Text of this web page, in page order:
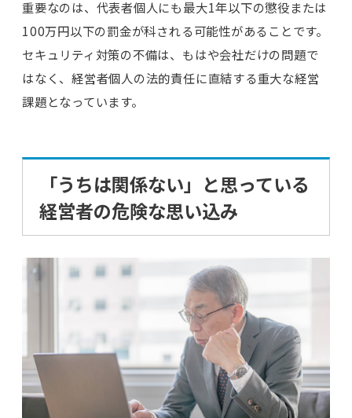
重要なのは、代表者個人にも最大1年以下の懲役または
100万円以下の罰金が科される可能性があることです。
セキュリティ対策の不備は、もはや会社だけの問題で
はなく、経営者個人の法的責任に直結する重大な経営
課題となっています。
「うちは関係ない」と思っている
経営者の危険な思い込み